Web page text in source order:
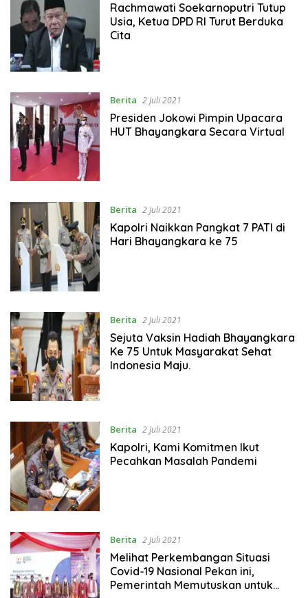
Rachmawati Soekarnoputri Tutup
Usia, Ketua DPD RI Turut Berduka
Cita
Berita 2 Juli 2021
Presiden Jokowi Pimpin Upacara
HUT Bhayangkara Secara Virtual
Berita 2 Juli 2021
Kapolri Naikkan Pangkat 7 PATI di
Hari Bhayangkara ke 75
Berita 2 Juli 2021
Sejuta Vaksin Hadiah Bhayangkara
Ke 75 Untuk Masyarakat Sehat
Indonesia Maju.
Berita 2 Juli 2021
Kapolri, Kami Komitmen Ikut
Pecahkan Masalah Pandemi
Berita 2 Juli 2021
Melihat Perkembangan Situasi
Covid-19 Nasional Pekan ini,
Pemerintah Memutuskan untuk